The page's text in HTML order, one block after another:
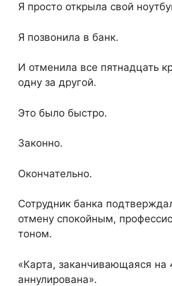
Я просто открыла свой
Я позвонила в банк.
И отменила все пятнадцать
одну за другой.
Это было быстро.
Законно.
Окончательно.
Сотрудник банка
отмену спокойным,
тоном.
«Карта, заканчивающаяся на
аннулирована».